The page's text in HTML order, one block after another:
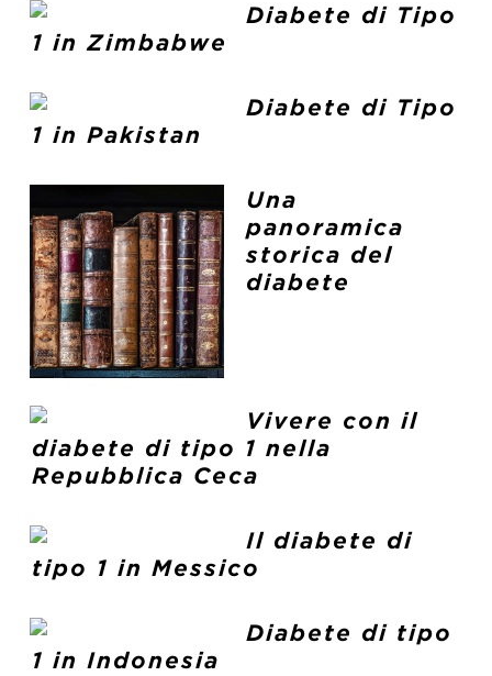
Diabete di Tipo
1 in Zimbabwe
Diabete di Tipo
1 in Pakistan
Una
panoramica
storica del
diabete
Vivere con il
diabete di tipo 1 nella
Repubblica Ceca
Il diabete di
tipo 1 in Messico
Diabete di tipo
1 in Indonesia